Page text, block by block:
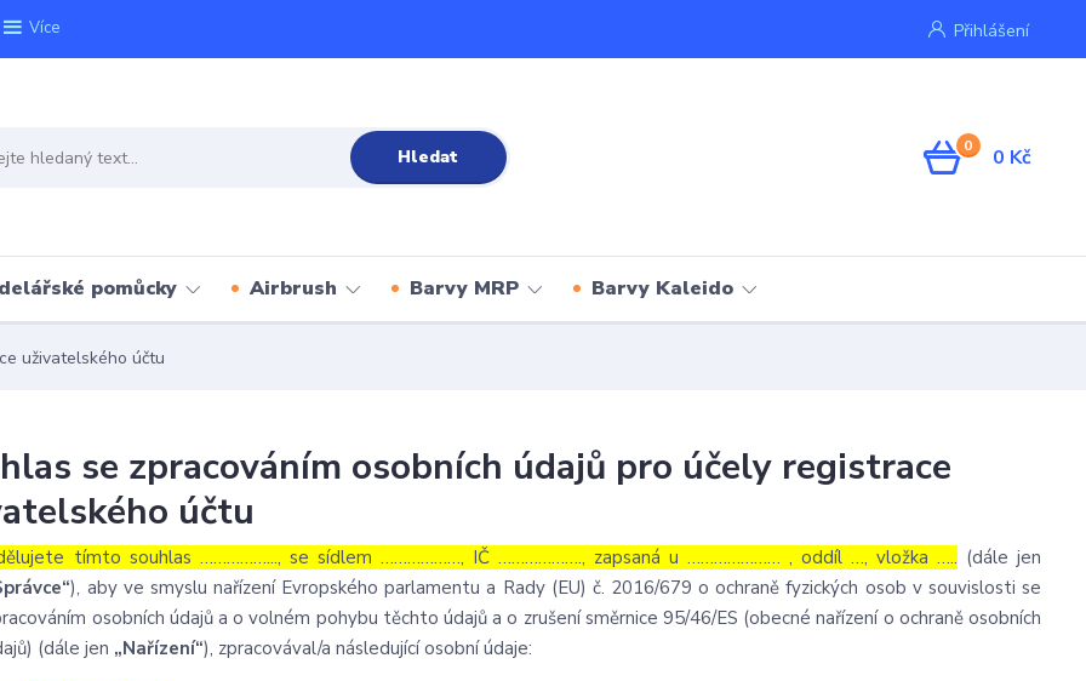
Více Přihlášení
Hledat 0 0 Kč
pomůcky Airbrush Barvy MRP Barvy Kaleido
uživatelského účtu
se zpracováním osobních údajů pro účely registrace
účtu
tímto souhlas ……………..., se sídlem ………………, IČ ………………., zapsaná u ………………… , oddíl …, vložka ….. (dále jen
), aby ve smyslu nařízení Evropského parlamentu a Rady (EU) č. 2016/679 o ochraně fyzických osob v souvislosti se
osobních údajů a o volném pohybu těchto údajů a o zrušení směrnice 95/46/ES (obecné nařízení o ochraně osobních
(dále jen „Nařízení“), zpracovával/a následující osobní údaje: